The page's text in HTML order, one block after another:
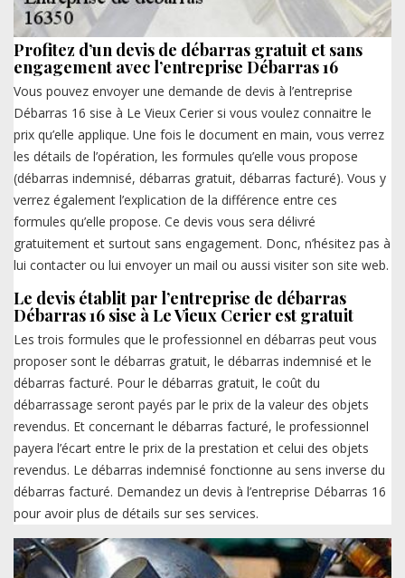
Profitez d’un devis de débarras gratuit et sans
engagement avec l’entreprise Débarras 16
Vous pouvez envoyer une demande de devis à l’entreprise
Débarras 16 sise à Le Vieux Cerier si vous voulez connaitre le
prix qu’elle applique. Une fois le document en main, vous verrez
les détails de l’opération, les formules qu’elle vous propose
(débarras indemnisé, débarras gratuit, débarras facturé). Vous y
verrez également l’explication de la différence entre ces
formules qu’elle propose. Ce devis vous sera délivré
gratuitement et surtout sans engagement. Donc, n’hésitez pas à
lui contacter ou lui envoyer un mail ou aussi visiter son site web.
Le devis établit par l’entreprise de débarras
Débarras 16 sise à Le Vieux Cerier est gratuit
Les trois formules que le professionnel en débarras peut vous
proposer sont le débarras gratuit, le débarras indemnisé et le
débarras facturé. Pour le débarras gratuit, le coût du
débarrassage seront payés par le prix de la valeur des objets
revendus. Et concernant le débarras facturé, le professionnel
payera l’écart entre le prix de la prestation et celui des objets
revendus. Le débarras indemnisé fonctionne au sens inverse du
débarras facturé. Demandez un devis à l’entreprise Débarras 16
pour avoir plus de détails sur ses services.